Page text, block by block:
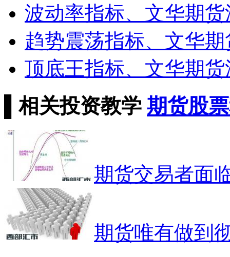
波动率指标、文华期
趋势震荡指标、文华
顶底王指标、文华期
▌相关投资教学 期货股票
期货交易者面
期货唯有做到